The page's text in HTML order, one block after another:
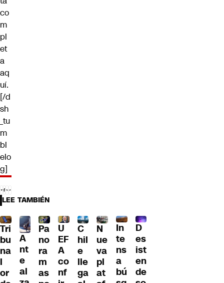
co
m
pl
et
a
aq
uí.
[/d
sh
_tu
m
bl
elo
g]
LEE TAMBIÉN
Tri
bu
na
l
or
A
nt
e
al
Pa
no
ra
m
as
U
EF
A
co
nf
C
hil
e
lle
ga
N
ue
va
pl
at
In
te
ns
a
bú
D
es
ist
en
de